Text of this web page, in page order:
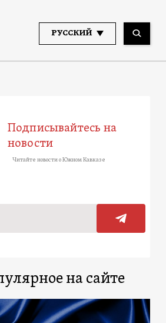
РУССКИЙ
Подписывайтесь на
новости
Читайте новости о Южном Кавказе
на сайте